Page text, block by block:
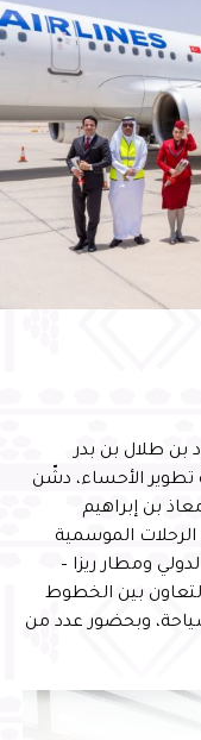
وما تقدمه من مبادرات
ومهاريًا
بأنفسهم، وإيجاد بيئة
والداعمين والجهات
الجهود بين
الخاص يمثل
المسؤولية
في بناء
الثقة التي تحظى
بما ينسجم مع
بن طلال بن بدر
تطوير الأحساء، دشّن
بن إبراهيم
الموسمية
الدولي ومطار ريزا –
بين الخطوط
وبحضور عدد من